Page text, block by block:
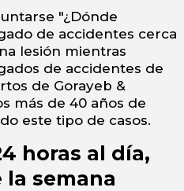
"¿Dónde
de accidentes cerca
lesión mientras
de accidentes de
de Gorayeb &
más de 40 años de
este tipo de casos.
horas al día,
la semana